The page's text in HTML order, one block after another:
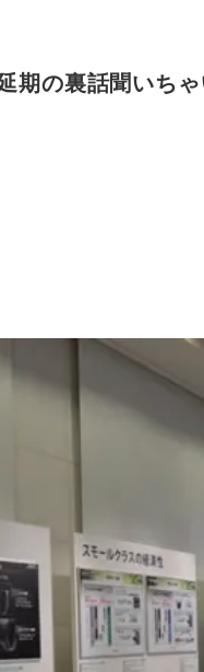
期の裏話聞いち